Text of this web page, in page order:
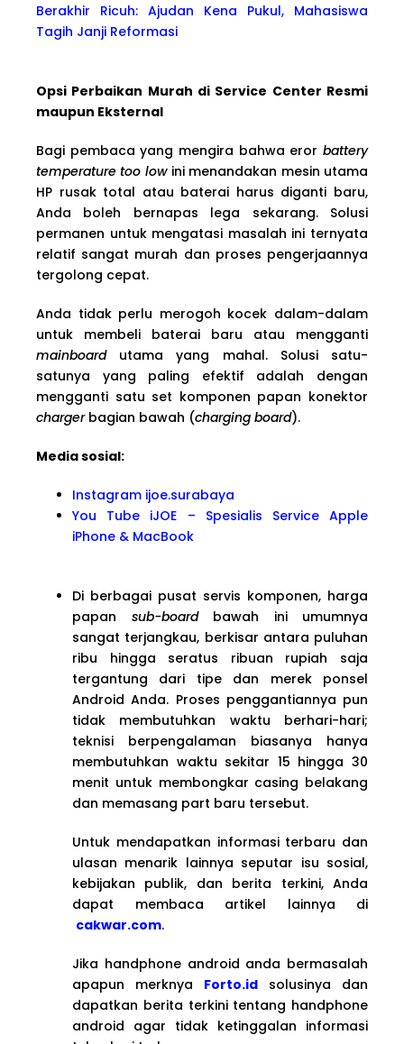
Berakhir Ricuh: Ajudan Kena Pukul, Mahasiswa
Tagih Janji Reformasi
Opsi Perbaikan Murah di Service Center Resmi
maupun Eksternal
Bagi pembaca yang mengira bahwa eror battery
temperature too lowini menandakan mesin utama
HP rusak total atau baterai harus diganti baru,
Anda boleh bernapas lega sekarang. Solusi
permanen untuk mengatasi masalah ini ternyata
relatif sangat murah dan proses pengerjaannya
tergolong cepat.
Anda tidak perlu merogoh kocek dalam-dalam
untuk membeli baterai baru atau mengganti
mainboardutama yang mahal. Solusi satu-
satunya yang paling efektif adalah dengan
mengganti satu set komponen papan konektor
chargerbagian bawah (charging board).
Media sosial:
Instagram ijoe.surabaya
You Tube iJOE – Spesialis Service Apple
iPhone & MacBook
Di berbagai pusat servis komponen, harga
papan sub-boardbawah ini umumnya
sangat terjangkau, berkisar antara puluhan
ribu hingga seratus ribuan rupiah saja
tergantung dari tipe dan merek ponsel
Android Anda. Proses penggantiannya pun
tidak membutuhkan waktu berhari-hari;
teknisi berpengalaman biasanya hanya
membutuhkan waktu sekitar 15 hingga 30
menit untuk membongkar casing belakang
dan memasang part baru tersebut.
Untuk mendapatkan informasi terbaru dan
ulasan menarik lainnya seputar isu sosial,
kebijakan publik, dan berita terkini, Anda
dapat membaca artikel lainnya di
cakwar.com.
Jika handphone android anda bermasalah
apapun merknya Forto.id solusinya dan
dapatkan berita terkini tentang handphone
android agar tidak ketinggalan informasi